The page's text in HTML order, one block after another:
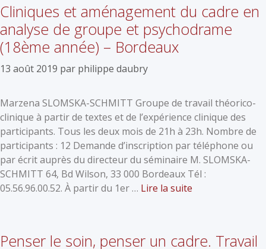
Cliniques et aménagement du cadre en
analyse de groupe et psychodrame
(18ème année) – Bordeaux
13 août 2019 par philippe daubry
Marzena SLOMSKA-SCHMITT Groupe de travail théorico-
clinique à partir de textes et de l’expérience clinique des
participants. Tous les deux mois de 21h à 23h. Nombre de
participants : 12 Demande d’inscription par téléphone ou
par écrit auprès du directeur du séminaire M. SLOMSKA-
SCHMITT 64, Bd Wilson, 33 000 Bordeaux Tél :
05.56.96.00.52. À partir du 1er … Lire la suite
Penser le soin, penser un cadre. Travail